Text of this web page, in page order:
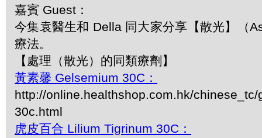
嘉賓 Guest：
今集袁醫生和 Della 同大家分享【散光】（
療法。
【處理（散光）的同類療劑】
黃素馨 Gelsemium 30C：
http://online.healthshop.com.hk/chinese_tc/
30c.html
虎皮百合 Lilium Tigrinum 30C：